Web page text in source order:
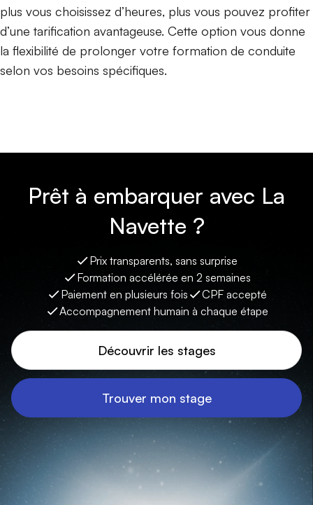
plus vous choisissez d’heures, plus vous pouvez profiter
d’une tarification avantageuse. Cette option vous donne
la flexibilité de prolonger votre formation de conduite
selon vos besoins spécifiques.
Prêt à embarquer avec La
Navette ?
Prix transparents, sans surprise
Formation accélérée en 2 semaines
Paiement en plusieurs fois
CPF accepté
Accompagnement humain à chaque étape
Découvrir les stages
Trouver mon stage